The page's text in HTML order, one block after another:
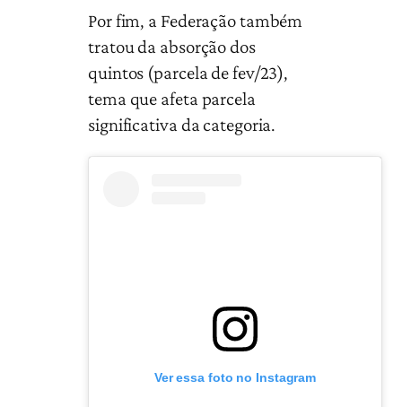
Por fim, a Federação também
tratou da absorção dos
quintos (parcela de fev/23),
tema que afeta parcela
significativa da categoria.
Ver essa foto no Instagram